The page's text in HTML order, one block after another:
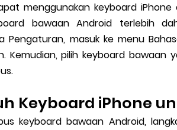
menggunakan keyboard
bawaan Android terlebih
Pengaturan, masuk ke menu
Kemudian, pilih keyboard bawaan
Keyboard iPhone
keyboard bawaan Android,